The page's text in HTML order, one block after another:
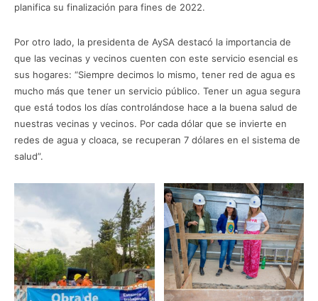
planifica su finalización para fines de 2022.
Por otro lado, la presidenta de AySA destacó la importancia de
que las vecinas y vecinos cuenten con este servicio esencial es
sus hogares: “Siempre decimos lo mismo, tener red de agua es
mucho más que tener un servicio público. Tener un agua segura
que está todos los días controlándose hace a la buena salud de
nuestras vecinas y vecinos. Por cada dólar que se invierte en
redes de agua y cloaca, se recuperan 7 dólares en el sistema de
salud”.